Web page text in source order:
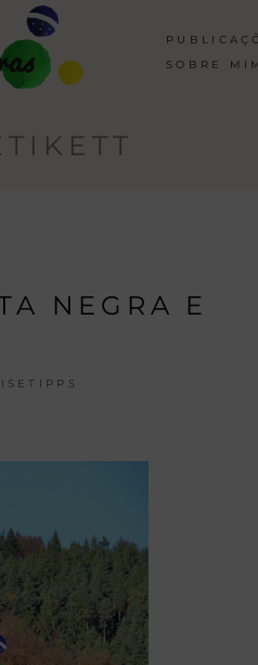
SOBRE
NEGRA E